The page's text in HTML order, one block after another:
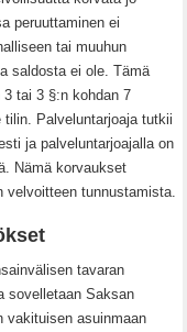
peruuttaminen ei
tai muuhun
saldosta ei ole. Tämä
tai 3 §:n kohdan 7
Palveluntarjoaja tutkii
ja palveluntarjoajalla on
Nämä korvaukset
velvoitteen tunnustamista.
tavaran
sovelletaan Saksan
vakituisen asuinmaan